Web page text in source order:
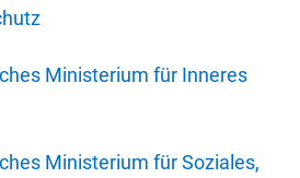
Ministerium für Inneres
Ministerium für Soziales,